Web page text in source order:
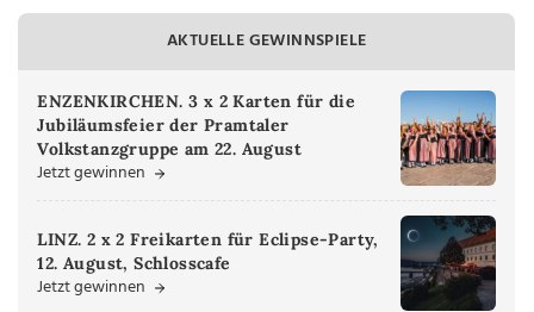
AKTUELLE GEWINNSPIELE
ENZENKIRCHEN. 3 x 2 Karten für die
Jubiläumsfeier der Pramtaler
Volkstanzgruppe am 22. August
Jetzt gewinnen
LINZ. 2 x 2 Freikarten für Eclipse-Party,
12. August, Schlosscafe
Jetzt gewinnen